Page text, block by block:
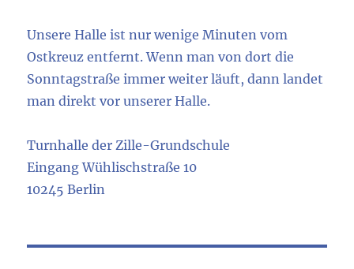
Unsere Halle ist nur wenige Minuten vom
Ostkreuz entfernt. Wenn man von dort die
Sonntagstraße immer weiter läuft, dann landet
man direkt vor unserer Halle.
Turnhalle der Zille-Grundschule
Eingang Wühlischstraße 10
10245 Berlin